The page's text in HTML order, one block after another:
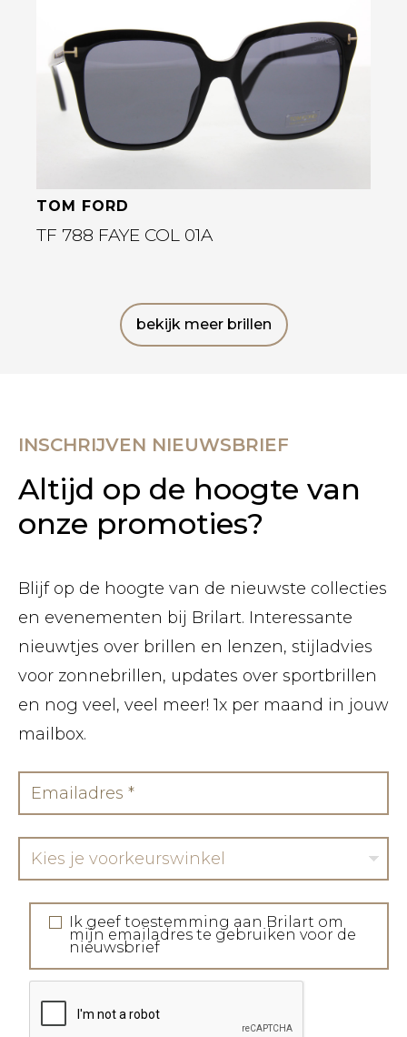
Bekijk deze bril
TOM FORD
TF 788 FAYE COL 01A
bekijk meer brillen
INSCHRIJVEN NIEUWSBRIEF
Altijd op de hoogte van
onze promoties?
Blijf op de hoogte van de nieuwste collecties
en evenementen bij Brilart. Interessante
nieuwtjes over brillen en lenzen, stijladvies
voor zonnebrillen, updates over sportbrillen
en nog veel, veel meer! 1x per maand in jouw
mailbox.
Kies je voorkeurswinkel
Ik geef toestemming aan Brilart om
mijn emailadres te gebruiken voor de
nieuwsbrief